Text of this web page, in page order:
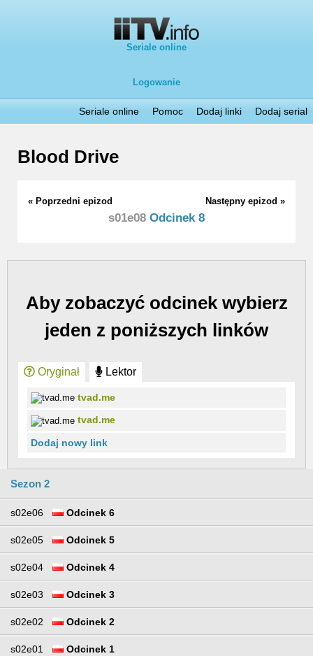
Seriale online
Logowanie
Seriale online Pomoc Dodaj linki Dodaj serial
Blood Drive
« Poprzedni epizod Następny epizod »
s01e08 Odcinek 8
Aby zobaczyć odcinek wybierz
jeden z poniższych linków
Oryginał Lektor
tvad.me
tvad.me
Dodaj nowy link
Sezon 2
s02e06 Odcinek 6
s02e05 Odcinek 5
s02e04 Odcinek 4
s02e03 Odcinek 3
s02e02 Odcinek 2
s02e01 Odcinek 1